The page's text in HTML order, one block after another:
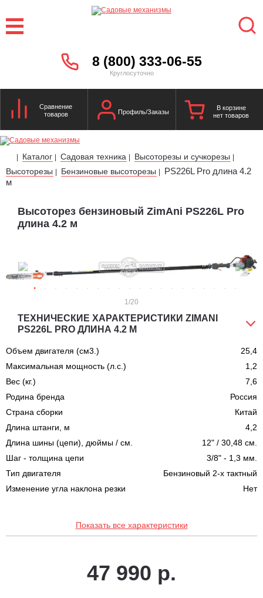
8 (800) 333-06-55
Круглосуточно
Сравнение
товаров
Профиль/Заказы
В корзине
нет товаров
| Каталог | Садовая техника | Высоторезы и сучкорезы |
Высоторезы | Бензиновые высоторезы |
PS226L Pro длина 4.2
м
Высоторез бензиновый ZimAni PS226L Pro
длина 4.2 м
1/20
ТЕХНИЧЕСКИЕ ХАРАКТЕРИСТИКИ ZIMANI
PS226L PRO ДЛИНА 4.2 М
Объем двигателя (см3.)
25,4
Максимальная мощность (л.с.)
1,2
Вес (кг.)
7,6
Родина бренда
Россия
Страна сборки
Китай
Длина штанги, м
4,2
Длина шины (цепи), дюймы / см.
12" / 30,48 см.
Шаг - толщина цепи
3/8" - 1,3 мм.
Тип двигателя
Бензиновый 2-х тактный
Изменение угла наклона резки
Нет
Показать все характеристики
47 990 р.